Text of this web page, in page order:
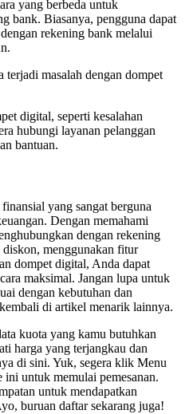
yang berbeda untuk
bank. Biasanya, pengguna dapat
rekening bank melalui
masalah dengan dompet
digital, seperti kesalahan
hubungi layanan pelanggan
bantuan.
yang sangat berguna
Dengan memahami
dengan rekening
menggunakan fitur
dompet digital, Anda dapat
maksimal. Jangan lupa untuk
dengan kebutuhan dan
di artikel menarik lainnya.
kuota yang kamu butuhkan
harga yang terjangkau dan
di sini. Yuk, segera klik Menu
untuk memulai pemesanan.
untuk mendapatkan
buruan daftar sekarang juga!